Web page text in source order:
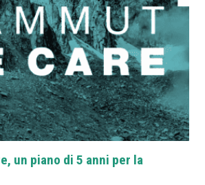
un piano di 5 anni per la